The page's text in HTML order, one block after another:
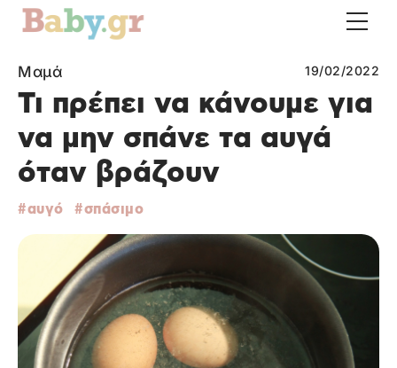
Μαμά 19/02/2022
Τι πρέπει να κάνουμε για
να μην σπάνε τα αυγά
όταν βράζουν
αυγό σπάσιμο